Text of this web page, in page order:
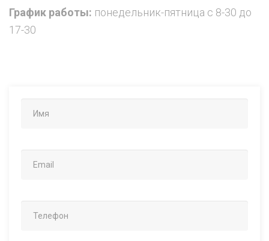
График работы: понедельник-пятница с 8-30 до
17-30